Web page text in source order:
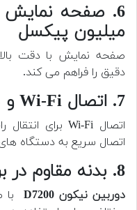
میلیون پیکسل
صفحه نمایش با دقت
دقیق را فراهم می کند.
7. اتصال Wi-Fi و NFC
اتصال سریع به دستگاه
8. بدنه مقاوم در برابر گردوغبار و رطوبت
دوربین نیکون D7200
با